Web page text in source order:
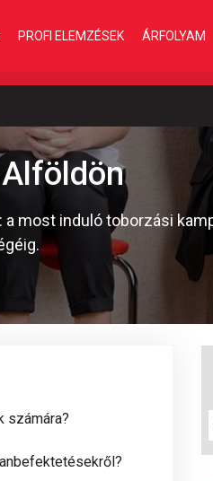
PROFI ELEMZÉSEK ÁRFOLYAM
most induló toborzási
számára?